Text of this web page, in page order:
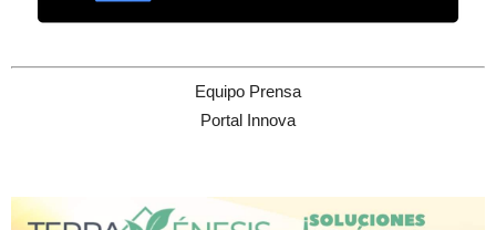
Equipo Prensa
Portal Innova